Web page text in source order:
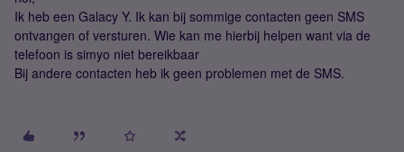
Ik heb een Galacy Y. Ik kan bij sommige contacten geen SMS
ontvangen of versturen. Wie kan me hierbij helpen want via de
telefoon is simyo niet bereikbaar
Bij andere contacten heb ik geen problemen met de SMS.